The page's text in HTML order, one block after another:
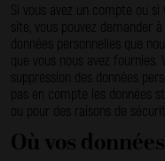
Si vous avez un compte ou
site, vous pouvez demander
données personnelles que
que vous nous avez
suppression des données
pas en compte les données
ou pour des raisons de
Où vos